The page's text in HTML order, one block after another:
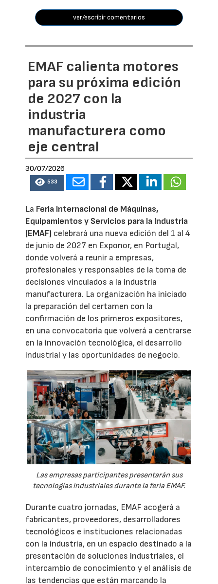
ver/escribir comentarios
EMAF calienta motores
para su próxima edición
de 2027 con la
industria
manufacturera como
eje central
30/07/2026
533
La Feria Internacional de Máquinas,
Equipamientos y Servicios para la Industria
(EMAF) celebrará una nueva edición del 1 al 4
de junio de 2027 en Exponor, en Portugal,
donde volverá a reunir a empresas,
profesionales y responsables de la toma de
decisiones vinculados a la industria
manufacturera. La organización ha iniciado
la preparación del certamen con la
confirmación de los primeros expositores,
en una convocatoria que volverá a centrarse
en la innovación tecnológica, el desarrollo
industrial y las oportunidades de negocio.
Las empresas participantes presentarán sus
tecnologías industriales durante la feria EMAF.
Durante cuatro jornadas, EMAF acogerá a
fabricantes, proveedores, desarrolladores
tecnológicos e instituciones relacionadas
con la industria, en un espacio destinado a la
presentación de soluciones industriales, el
intercambio de conocimiento y el análisis de
las tendencias que están marcando la